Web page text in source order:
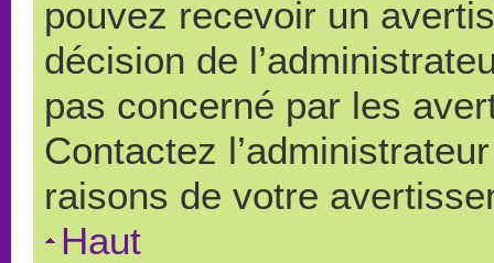
pouvez recevoir un
décision de
pas concerné par les
Contactez
raisons de votre
Haut